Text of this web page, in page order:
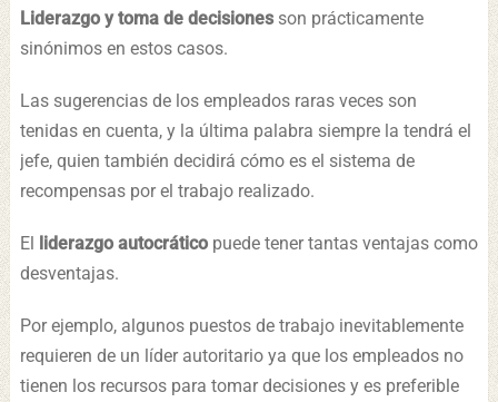
Liderazgo y toma de decisionesson prácticamente
sinónimos en estos casos.
Las sugerencias de los empleados raras veces son
tenidas en cuenta, y la última palabra siempre la tendrá el
jefe, quien también decidirá cómo es el sistema de
recompensas por el trabajo realizado.
El liderazgo autocráticopuede tener tantas ventajas como
desventajas.
Por ejemplo, algunos puestos de trabajo inevitablemente
requieren de un líder autoritario ya que los empleados no
tienen los recursos para tomar decisiones y es preferible